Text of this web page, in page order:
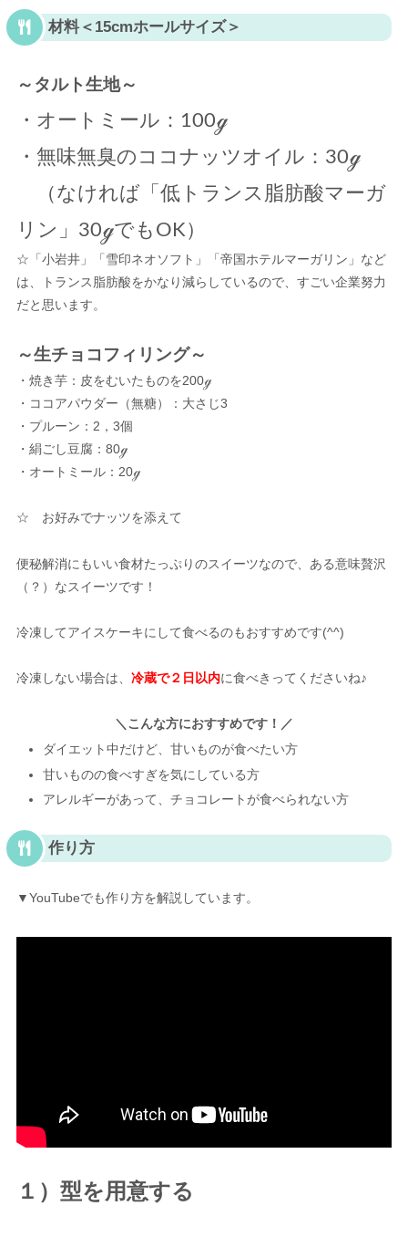
材料＜15cmホールサイズ＞
～タルト生地～
・オートミール：100ℊ
・無味無臭のココナッツオイル：30ℊ
（なければ「低トランス脂肪酸マーガ
リン」30ℊでもOK）
☆「小岩井」「雪印ネオソフト」「帝国ホテルマーガリン」など
は、トランス脂肪酸をかなり減らしているので、すごい企業努力
だと思います。
～生チョコフィリング～
・焼き芋：皮をむいたものを200ℊ
・ココアパウダー（無糖）：大さじ3
・プルーン：2，3個
・絹ごし豆腐：80ℊ
・オートミール：20ℊ
☆ お好みでナッツを添えて
便秘解消にもいい食材たっぷりのスイーツなので、ある意味贅沢
（？）なスイーツです！
冷凍してアイスケーキにして食べるのもおすすめです(^^)
冷凍しない場合は、冷蔵で２日以内に食べきってくださいね♪
＼こんな方におすすめです！／
ダイエット中だけど、甘いものが食べたい方
甘いものの食べすぎを気にしている方
アレルギーがあって、チョコレートが食べられない方
作り方
▼YouTubeでも作り方を解説しています。
１）型を用意する